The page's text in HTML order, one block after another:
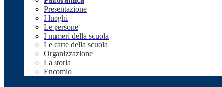
Presentazione
I luoghi
Le persone
I numeri della scuola
Le carte della scuola
Organizzazione
La storia
Encomio